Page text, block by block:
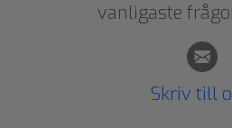
vanligaste
Skriv till